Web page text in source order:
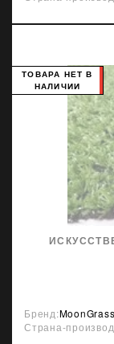
ТОВАРА НЕТ В
НАЛИЧИИ
Бренд:MoonGrass
Страна-